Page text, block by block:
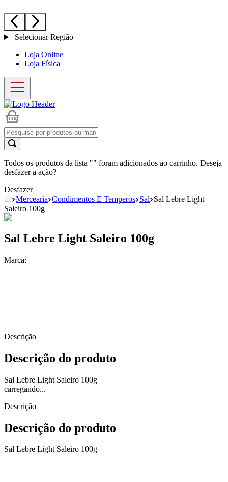
Selecionar Região
Loja Online
Loja Física
Todos os produtos da lista "" foram adicionados ao carrinho. Deseja
desfazer a ação?
Desfazer
Mercearia Condimentos E Temperos Sal Sal Lebre Light
Saleiro 100g
Sal Lebre Light Saleiro 100g
Marca:
Descrição
Descrição do produto
Sal Lebre Light Saleiro 100g
carregando...
Descrição
Descrição do produto
Sal Lebre Light Saleiro 100g